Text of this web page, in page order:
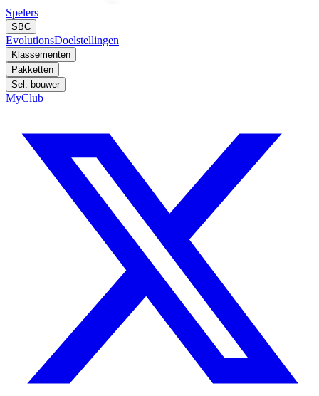
Spelers
SBC
EvolutionsDoelstellingen
Klassementen
Pakketten
Sel. bouwer
MyClub